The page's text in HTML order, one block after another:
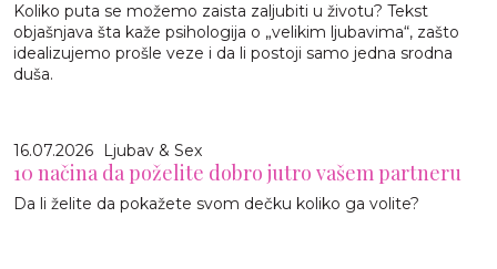
Koliko puta se možemo zaista zaljubiti u životu? Tekst
objašnjava šta kaže psihologija o „velikim ljubavima“, zašto
idealizujemo prošle veze i da li postoji samo jedna srodna
duša.
16.07.2026 Ljubav & Sex
10 načina da poželite dobro jutro vašem partneru
Da li želite da pokažete svom dečku koliko ga volite?